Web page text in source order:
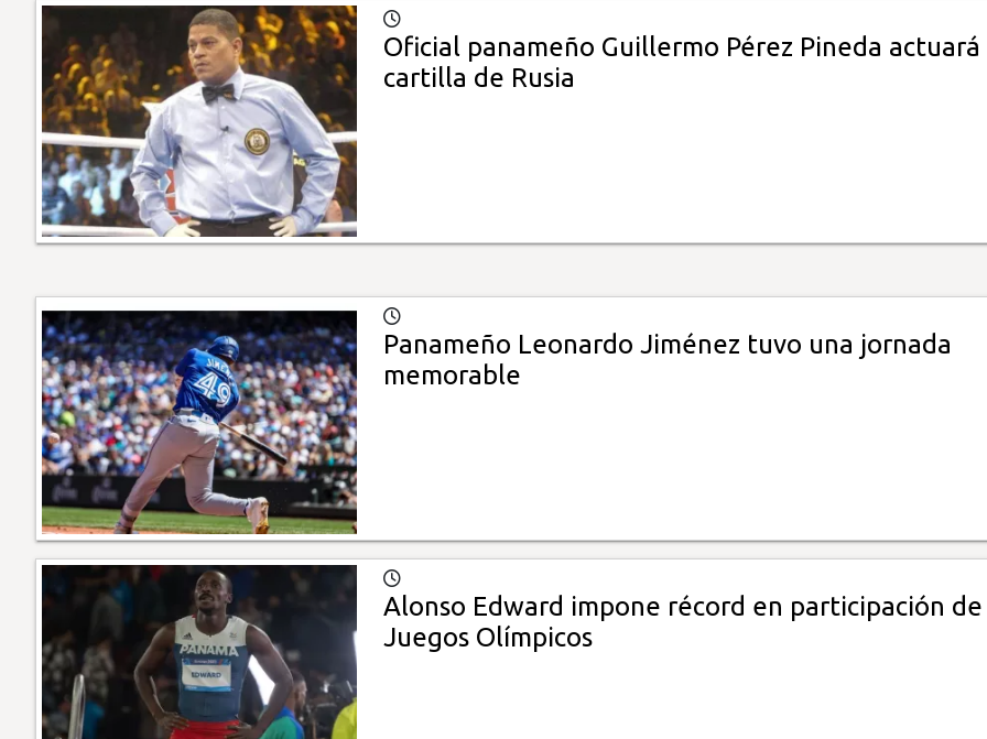
Oficial panameño Guillermo Pérez Pineda actuará
cartilla de Rusia
Panameño Leonardo Jiménez tuvo una jornada
memorable
Alonso Edward impone récord en participación de
Juegos Olímpicos